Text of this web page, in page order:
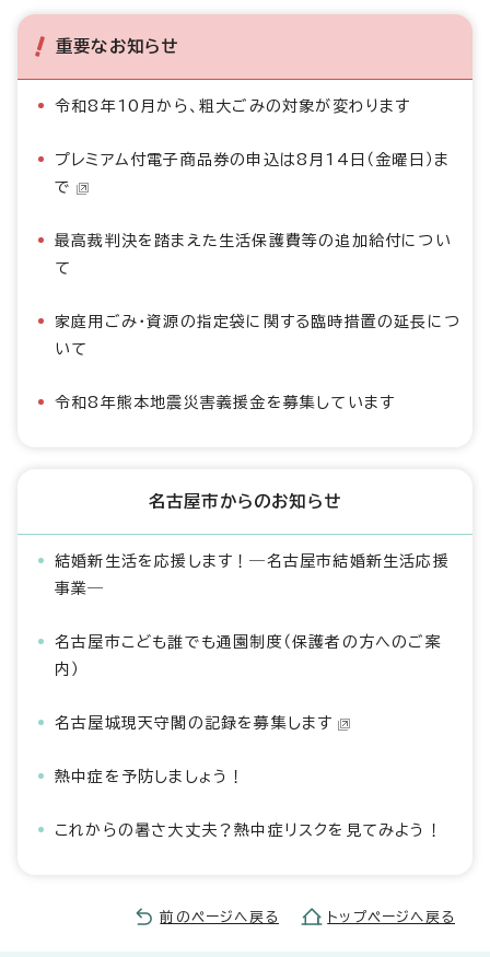
重要なお知らせ
令和8年10月から、粗大ごみの対象が変わります
プレミアム付電子商品券の申込は8月14日（金曜日）ま
で
最高裁判決を踏まえた生活保護費等の追加給付につい
て
家庭用ごみ・資源の指定袋に関する臨時措置の延長につ
いて
令和8年熊本地震災害義援金を募集しています
名古屋市からのお知らせ
結婚新生活を応援します！―名古屋市結婚新生活応援
事業―
名古屋市こども誰でも通園制度（保護者の方へのご案
内）
名古屋城現天守閣の記録を募集します
熱中症を予防しましょう！
これからの暑さ大丈夫？熱中症リスクを見てみよう！
前のページへ戻る トップページへ戻る